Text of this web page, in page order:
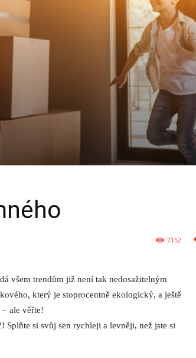
7152
všem trendům již není tak nedosažitelným
který je stoprocentně ekologický, a ještě
ale věřte!
! Splňte si svůj sen rychleji a levněji, než jste si